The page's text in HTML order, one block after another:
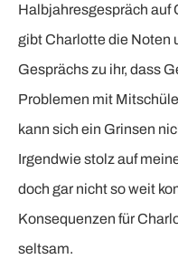
Halbjahresgespräch auf
gibt Charlotte die Noten
Gesprächs zu ihr, dass
Problemen mit
kann sich ein Grinsen
Irgendwie stolz auf
doch gar nicht so weit
Konsequenzen für
seltsam.